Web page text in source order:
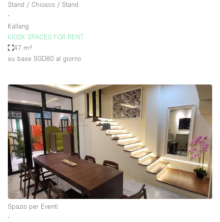
Stand / Chiosco / Stand
∙
Kallang
KIOSK SPACES FOR RENT
47 m²
su base SGD80 al giorno
Spazio per Eventi
∙